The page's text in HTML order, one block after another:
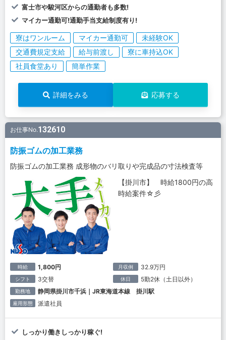
富士市や駿河区からの通勤者も多数!
マイカー通勤可!通勤手当支給制度有り!
寮はワンルーム マイカー通勤可
未経験OK
交通費規定支給
給与前渡し
寮に車持込OK
社員食堂あり
簡単作業
詳細をみる 応募する
お仕事No.132610
防振ゴムの加工業務
防振ゴムの加工業務 成形物のバリ取りや完成品の寸法検査等
【掛川市】 時給1800円の高
時給案件☆彡
時給 1,800円 月収例 32.9万円
シフト 3交替 休日 5勤2休（土日以外）
勤務地 静岡県掛川市千浜｜JR東海道本線 掛川駅
雇用形態 派遣社員
しっかり働きしっかり稼ぐ!